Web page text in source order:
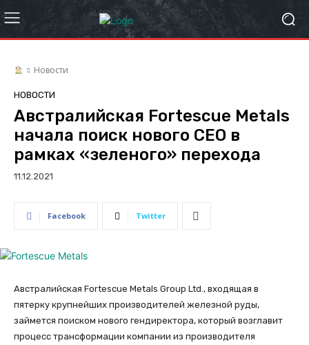
Новости
НОВОСТИ
Австралийская Fortescue Metals
начала поиск нового CEO в
рамках «зеленого» перехода
11.12.2021
Facebook Twitter
Австралийская Fortescue Metals Group Ltd., входящая в
пятерку крупнейших производителей железной руды,
займется поиском нового гендиректора, который возглавит
процесс трансформации компании из производителя